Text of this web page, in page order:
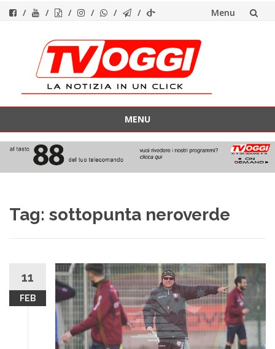
Menu
contenuto
MENU
contenuto
Tag: sottopunta neroverde
11
FEB